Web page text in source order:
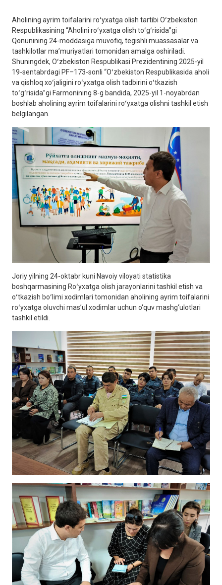
Aholining ayrim toifalarini roʻyxatga olish tartibi Oʻzbekiston
Respublikasining “Aholini roʻyxatga olish toʻgʻrisida”gi
Qonunining 24-moddasiga muvofiq, tegishli muassasalar va
tashkilotlar maʼmuriyatlari tomonidan amalga oshiriladi.
Shuningdek, Oʻzbekiston Respublikasi Prezidentining 2025-yil
19-sentabrdagi PF–173-sonli “Oʻzbekiston Respublikasida aholi
va qishloq xoʻjaligini roʻyxatga olish tadbirini oʻtkazish
toʻgʻrisida”gi Farmonining 8-g bandida, 2025-yil 1-noyabrdan
boshlab aholining ayrim toifalarini roʻyxatga olishni tashkil etish
belgilangan.
Joriy yilning 24-oktabr kuni Navoiy viloyati statistika
boshqarmasining Roʻyxatga olish jarayonlarini tashkil etish va
oʻtkazish boʻlimi xodimlari tomonidan aholining ayrim toifalarini
roʻyxatga oluvchi masʼul xodimlar uchun o‘quv mashg‘ulotlari
tashkil etildi.